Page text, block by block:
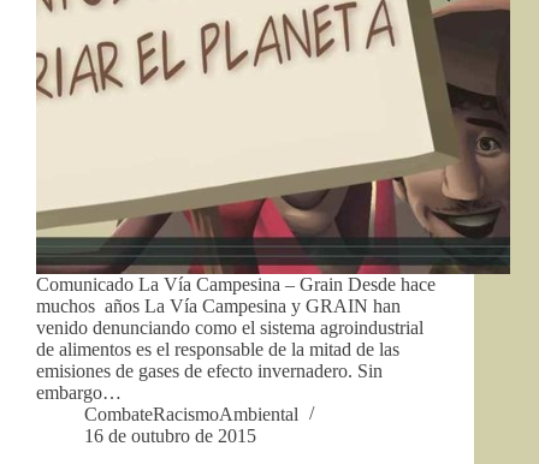
Comunicado La Vía Campesina – Grain Desde hace
muchos años La Vía Campesina y GRAIN han
venido denunciando como el sistema agroindustrial
de alimentos es el responsable de la mitad de las
emisiones de gases de efecto invernadero. Sin
embargo…
CombateRacismoAmbiental
16 de outubro de 2015